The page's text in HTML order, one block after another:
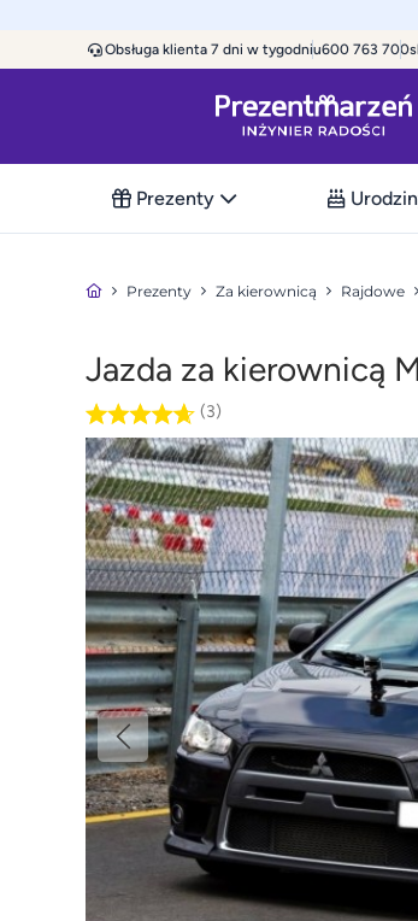
Obsługa klienta 7 dni w tygodniu600 763 700
Prezenty
Prezenty Za kierownicą Rajdowe
Jazda za kierownicą
(3)